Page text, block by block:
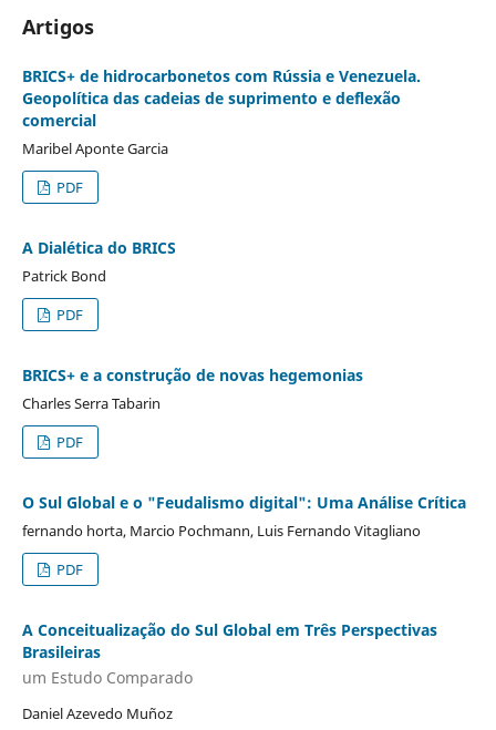
Artigos
BRICS+ de hidrocarbonetos com Rússia e Venezuela.
Geopolítica das cadeias de suprimento e deflexão
comercial
Maribel Aponte Garcia
PDF
A Dialética do BRICS
Patrick Bond
PDF
BRICS+ e a construção de novas hegemonias
Charles Serra Tabarin
PDF
O Sul Global e o "Feudalismo digital": Uma Análise Crítica
fernando horta, Marcio Pochmann, Luis Fernando Vitagliano
PDF
A Conceitualização do Sul Global em Três Perspectivas
Brasileiras
um Estudo Comparado
Daniel Azevedo Muñoz